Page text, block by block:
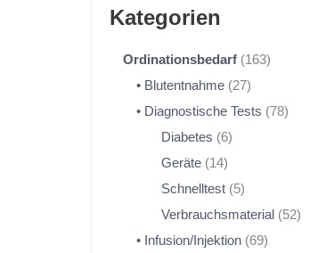
Kategorien
Ordinationsbedarf 163
Blutentnahme 27
Diagnostische Tests 78
Diabetes 6
Geräte 14
Schnelltest 5
Verbrauchsmaterial 52
Infusion/Injektion 69